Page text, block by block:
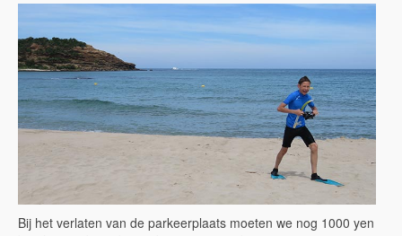
Bij het verlaten van de parkeerplaats moeten we nog 1000 yen